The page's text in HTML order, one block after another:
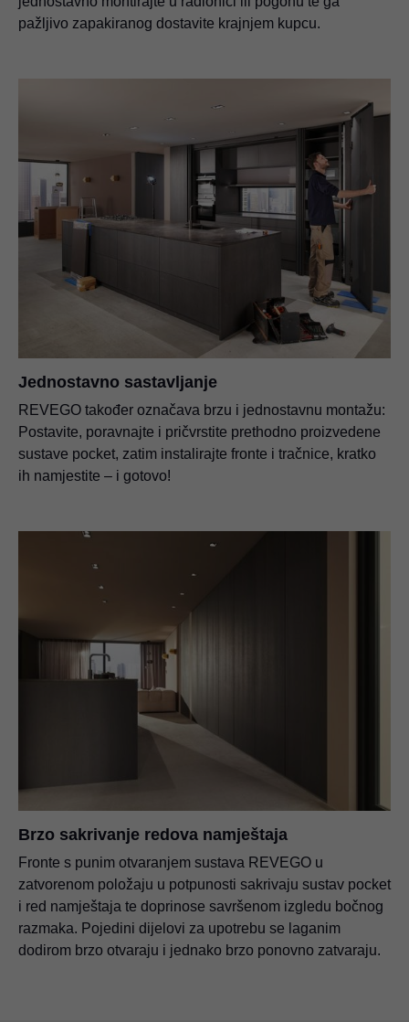
pažljivo zapakiranog dostavite krajnjem kupcu.
Jednostavno sastavljanje
REVEGO također označava brzu i jednostavnu montažu:
Postavite, poravnajte i pričvrstite prethodno proizvedene
sustave pocket, zatim instalirajte fronte i tračnice, kratko
ih namjestite – i gotovo!
Brzo sakrivanje redova namještaja
Fronte s punim otvaranjem sustava REVEGO u
zatvorenom položaju u potpunosti sakrivaju sustav pocket
i red namještaja te doprinose savršenom izgledu bočnog
razmaka. Pojedini dijelovi za upotrebu se laganim
dodirom brzo otvaraju i jednako brzo ponovno zatvaraju.